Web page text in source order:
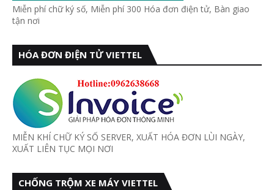
Miễn phí chữ ký số, Miễn phí 300 Hóa đơn điện tử, Bàn giao
tận nơi
HÓA ĐƠN ĐIỆN TỬ VIETTEL
MIỄN KHÍ CHỮ KÝ SỐ SERVER, XUẤT HÓA ĐƠN LÙI NGÀY,
XUẤT LIÊN TỤC MỌI NƠI
CHỐNG TRỘM XE MÁY VIETTEL